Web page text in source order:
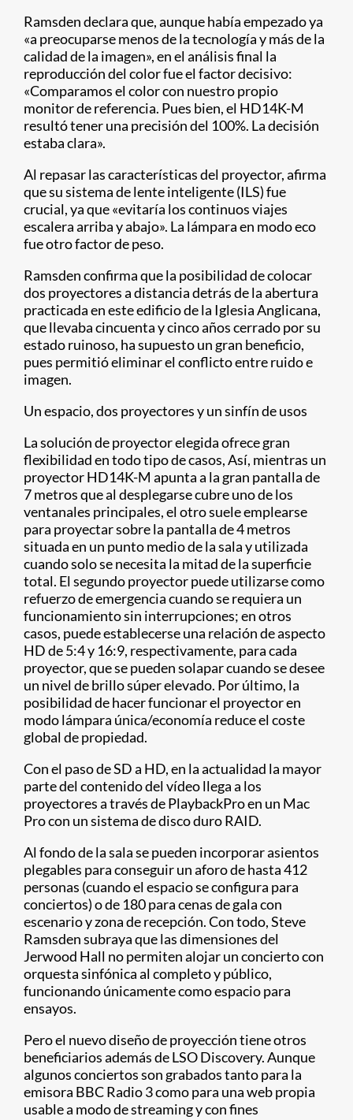
Ramsden declara que, aunque había empezado ya
«a preocuparse menos de la tecnología y más de la
calidad de la imagen», en el análisis final la
reproducción del color fue el factor decisivo:
«Comparamos el color con nuestro propio
monitor de referencia. Pues bien, el HD14K-M
resultó tener una precisión del 100%. La decisión
estaba clara».
Al repasar las características del proyector, afirma
que su sistema de lente inteligente (ILS) fue
crucial, ya que «evitaría los continuos viajes
escalera arriba y abajo». La lámpara en modo eco
fue otro factor de peso.
Ramsden confirma que la posibilidad de colocar
dos proyectores a distancia detrás de la abertura
practicada en este edificio de la Iglesia Anglicana,
que llevaba cincuenta y cinco años cerrado por su
estado ruinoso, ha supuesto un gran beneficio,
pues permitió eliminar el conflicto entre ruido e
imagen.
Un espacio, dos proyectores y un sinfín de usos
La solución de proyector elegida ofrece gran
flexibilidad en todo tipo de casos, Así, mientras un
proyector HD14K-M apunta a la gran pantalla de
7 metros que al desplegarse cubre uno de los
ventanales principales, el otro suele emplearse
para proyectar sobre la pantalla de 4 metros
situada en un punto medio de la sala y utilizada
cuando solo se necesita la mitad de la superficie
total. El segundo proyector puede utilizarse como
refuerzo de emergencia cuando se requiera un
funcionamiento sin interrupciones; en otros
casos, puede establecerse una relación de aspecto
HD de 5:4 y 16:9, respectivamente, para cada
proyector, que se pueden solapar cuando se desee
un nivel de brillo súper elevado. Por último, la
posibilidad de hacer funcionar el proyector en
modo lámpara única/economía reduce el coste
global de propiedad.
Con el paso de SD a HD, en la actualidad la mayor
parte del contenido del vídeo llega a los
proyectores a través de PlaybackPro en un Mac
Pro con un sistema de disco duro RAID.
Al fondo de la sala se pueden incorporar asientos
plegables para conseguir un aforo de hasta 412
personas (cuando el espacio se configura para
conciertos) o de 180 para cenas de gala con
escenario y zona de recepción. Con todo, Steve
Ramsden subraya que las dimensiones del
Jerwood Hall no permiten alojar un concierto con
orquesta sinfónica al completo y público,
funcionando únicamente como espacio para
ensayos.
Pero el nuevo diseño de proyección tiene otros
beneficiarios además de LSO Discovery. Aunque
algunos conciertos son grabados tanto para la
emisora BBC Radio 3 como para una web propia
usable a modo de streaming y con fines